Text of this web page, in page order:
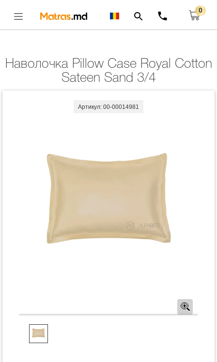
0
Наволочка Pillow Case Royal Cotton Sateen Sand 3/4
Наволочка Pillow Case Royal Cotton
Sateen Sand 3/4
Артикул: 00-00014981